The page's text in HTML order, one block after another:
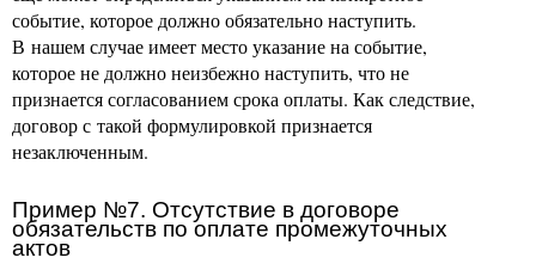
событие, которое должно обязательно наступить.
В нашем случае имеет место указание на событие,
которое не должно неизбежно наступить, что не
признается согласованием срока оплаты. Как следствие,
договор с такой формулировкой признается
незаключенным.
Пример №7. Отсутствие в договоре
обязательств по оплате промежуточных
актов